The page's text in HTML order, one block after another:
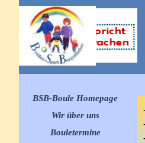
Direkt zum Seiteninhalt
Menü überspringen
BSB-Boule Homepage
Wir über uns
Bouletermine